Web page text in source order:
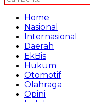
Home
Nasional
Internasional
Daerah
EkBis
Hukum
Otomotif
Olahraga
Opini